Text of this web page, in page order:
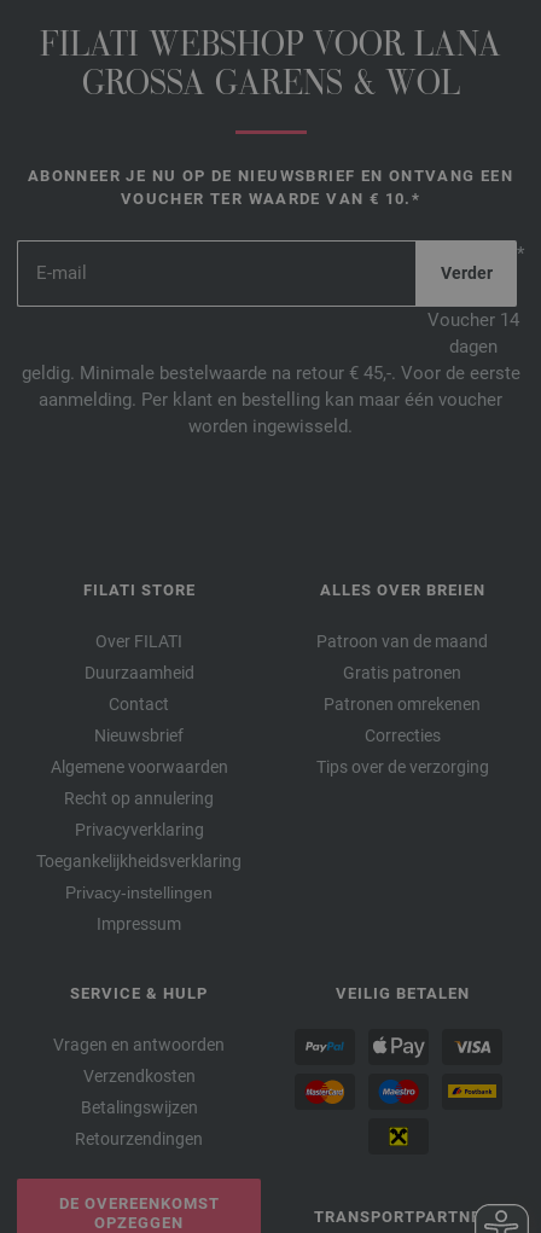
FILATI WEBSHOP VOOR LANA
GROSSA GARENS & WOL
ABONNEER JE NU OP DE NIEUWSBRIEF EN ONTVANG EEN
VOUCHER TER WAARDE VAN € 10.*
*
Voucher 14
dagen
geldig. Minimale bestelwaarde na retour € 45,-. Voor de eerste
aanmelding. Per klant en bestelling kan maar één voucher
worden ingewisseld.
FILATI STORE
Over FILATI
Duurzaamheid
Contact
Nieuwsbrief
Algemene voorwaarden
Recht op annulering
Privacyverklaring
Toegankelijkheidsverklaring
Privacy-instellingen
Impressum
ALLES OVER BREIEN
Patroon van de maand
Gratis patronen
Patronen omrekenen
Correcties
Tips over de verzorging
SERVICE & HULP
Vragen en antwoorden
Verzendkosten
Betalingswijzen
Retourzendingen
DE OVEREENKOMST
OPZEGGEN
VEILIG BETALEN
TRANSPORTPARTNER